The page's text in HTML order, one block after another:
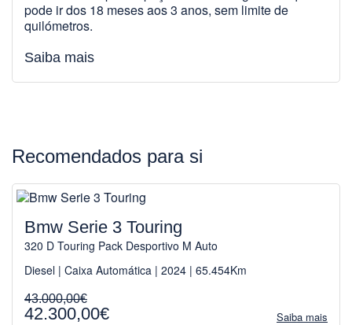
pode ir dos 18 meses aos 3 anos, sem limite de
quilómetros.
Saiba mais
Recomendados para si
Bmw Serie 3 Touring
320 D Touring Pack Desportivo M Auto
Diesel | Caixa Automática | 2024 | 65.454Km
43.000,00€
42.300,00€ Saiba mais